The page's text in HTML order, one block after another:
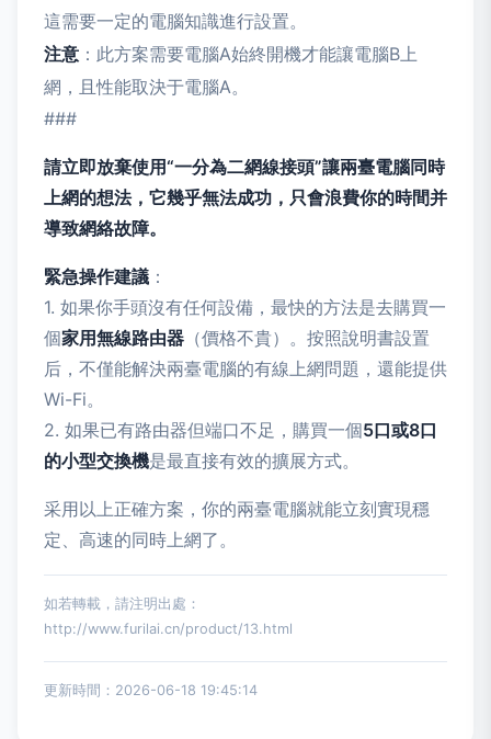
這需要一定的電腦知識進行設置。
注意 ：此方案需要電腦A始終開機才能讓電腦B上
網，且性能取決于電腦A。
###
請立即放棄使用“一分為二網線接頭”讓兩臺電腦同時
上網的想法，它幾乎無法成功，只會浪費你的時間并
導致網絡故障。
緊急操作建議 ：
1. 如果你手頭沒有任何設備，最快的方法是去購買一
個家用無線路由器 （價格不貴）。按照說明書設置
后，不僅能解決兩臺電腦的有線上網問題，還能提供
Wi-Fi。
2. 如果已有路由器但端口不足，購買一個5口或8口
的小型交換機是最直接有效的擴展方式。
采用以上正確方案，你的兩臺電腦就能立刻實現穩
定、高速的同時上網了。
如若轉載，請注明出處：
http://www.furilai.cn/product/13.html
更新時間：2026-06-18 19:45:14